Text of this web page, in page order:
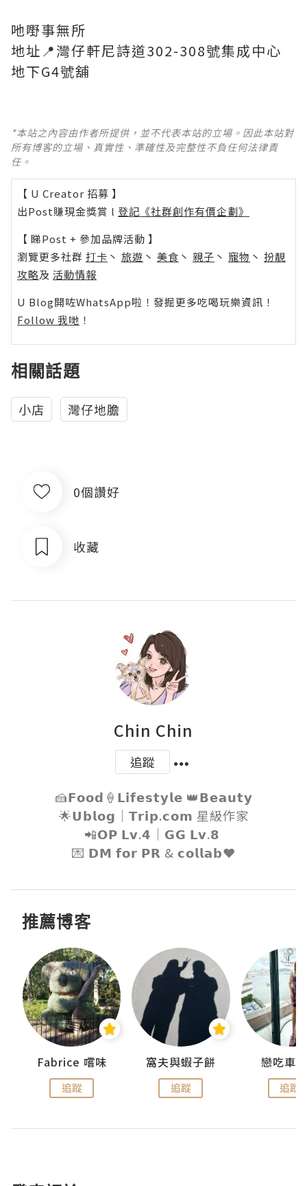
吔嘢事無所
地址📍灣仔軒尼詩道302-308號集成中心
地下G4號舖
*本站之內容由作者所提供，並不代表本站的立場。因此本站對
所有博客的立場、真實性、準確性及完整性不負任何法律責
任。
【 U Creator 招募 】
出Post賺現金獎賞 l 登記《社群創作有價企劃》
【 睇Post + 參加品牌活動 】
瀏覽更多社群 打卡 丶 旅遊 丶 美食 丶 親子 丶 寵物 丶 扮靚
攻略及 活動情報
U Blog開咗WhatsApp啦！發掘更多吃喝玩樂資訊！
Follow 我哋 ！
相關話題
小店 灣仔地膽
0個讚好
收藏
Chin Chin
追蹤
🍰𝗙𝗼𝗼𝗱🍦𝗟𝗶𝗳𝗲𝘀𝘁𝘆𝗹𝗲 👑𝗕𝗲𝗮𝘂𝘁𝘆
🌟𝗨𝗯𝗹𝗼𝗴｜𝗧𝗿𝗶𝗽.𝗰𝗼𝗺 星級作家
📲𝗢𝗣 𝗟𝘃.𝟰｜𝗚𝗚 𝗟𝘃.𝟴
💌 𝗗𝗠 𝗳𝗼𝗿 𝗣𝗥 & 𝗰𝗼𝗹𝗹𝗮𝗯❤️
推薦博客
Fabrice 嚐味
追蹤
窩夫與蝦子餅
追蹤
戀吃車
追蹤